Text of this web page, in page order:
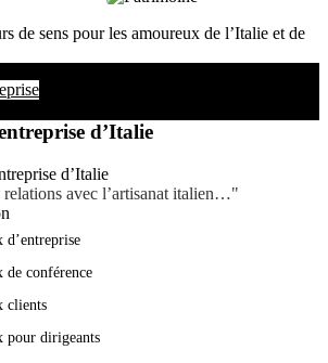
de sens pour les amoureux de l’Italie et de
d’Italie
avec l’artisanat italien…"
d’entreprise
de conférence
clients
pour dirigeants